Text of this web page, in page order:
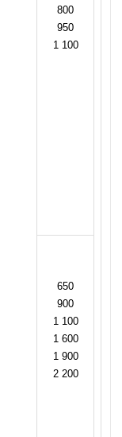
800
950
1 100
650
900
1 100
1 600
1 900
2 200